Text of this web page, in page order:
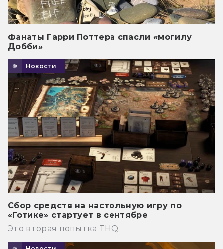
Фанаты Гарри Поттера спасли «могилу
Добби»
Новости
Сбор средств на настольную игру по
«Готике» стартует в сентябре
Это вторая попытка THQ.